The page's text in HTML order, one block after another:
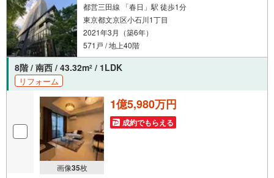
都営三田線 「春日」駅 徒歩1分
東京都文京区小石川1丁目
2021年3月（築6年）
571戸 / 地上40階
8階 / 南西 / 43.32m2 / 1LDK
リフォーム
画像35枚
1億5,980万円
成約でもらえる